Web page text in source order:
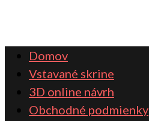
Domov
Vstavané skrine
3D online návrh
Obchodné podmienky